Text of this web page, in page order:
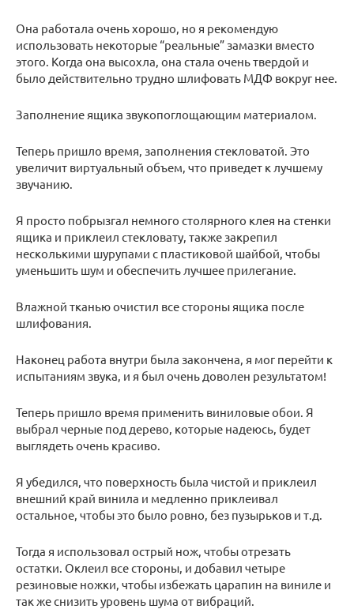
Она работала очень хорошо, но я рекомендую
использовать некоторые “реальные” замазки вместо
этого. Когда она высохла, она стала очень твердой и
было действительно трудно шлифовать МДФ вокруг нее.
Заполнение ящика звукопоглощающим материалом.
Теперь пришло время, заполнения стекловатой. Это
увеличит виртуальный объем, что приведет к лучшему
звучанию.
Я просто побрызгал немного столярного клея на стенки
ящика и приклеил стекловату, также закрепил
несколькими шурупами с пластиковой шайбой, чтобы
уменьшить шум и обеспечить лучшее прилегание.
Влажной тканью очистил все стороны ящика после
шлифования.
Наконец работа внутри была закончена, я мог перейти к
испытаниям звука, и я был очень доволен результатом!
Теперь пришло время применить виниловые обои. Я
выбрал черные под дерево, которые надеюсь, будет
выглядеть очень красиво.
Я убедился, что поверхность была чистой и приклеил
внешний край винила и медленно приклеивал
остальное, чтобы это было ровно, без пузырьков и т.д.
Тогда я использовал острый нож, чтобы отрезать
остатки. Оклеил все стороны, и добавил четыре
резиновые ножки, чтобы избежать царапин на виниле и
так же снизить уровень шума от вибраций.